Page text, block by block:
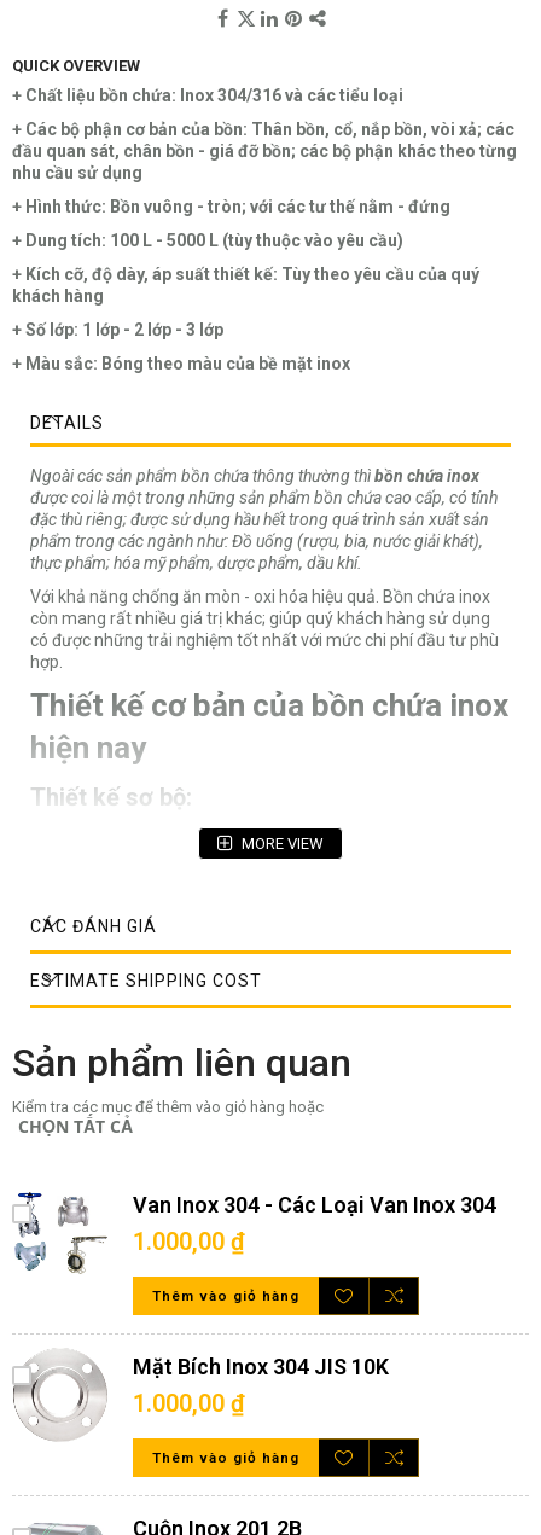
QUICK OVERVIEW
+ Chất liệu bồn chứa: Inox 304/316 và các tiểu loại
+ Các bộ phận cơ bản của bồn: Thân bồn, cổ, nắp bồn, vòi xả; các
đầu quan sát, chân bồn - giá đỡ bồn; các bộ phận khác theo từng
nhu cầu sử dụng
+ Hình thức: Bồn vuông - tròn; với các tư thế nằm - đứng
+ Dung tích: 100 L - 5000 L (tùy thuộc vào yêu cầu)
+ Kích cỡ, độ dày, áp suất thiết kế: Tùy theo yêu cầu của quý
khách hàng
+ Số lớp: 1 lớp - 2 lớp - 3 lớp
+ Màu sắc: Bóng theo màu của bề mặt inox
DETAILS
Ngoài các sản phẩm bồn chứa thông thường thìbồn chứa inox
được coi là một trong những sản phẩm bồn chứa cao cấp, có tính
đặc thù riêng; được sử dụng hầu hết trong quá trình sản xuất sản
phẩm trong các ngành như: Đồ uống (rượu, bia, nước giải khát),
thực phẩm; hóa mỹ phẩm, dược phẩm, dầu khí.
Với khả năng chống ăn mòn - oxi hóa hiệu quả. Bồn chứa inox
còn mang rất nhiều giá trị khác; giúp quý khách hàng sử dụng
có được những trải nghiệm tốt nhất với mức chi phí đầu tư phù
hợp.
Thiết kế cơ bản của bồn chứa inox
hiện nay
Thiết kế sơ bộ:
+ Chất liệu bồn chứa: Inox 304/316 và các tiểu loại
từng nhu cầu sử dụng
+ Hình thức: Bồn vuông - tròn (tròn thường được sử dụng nhiều
hơn) với các tư thế nằm - đứng
+ Dung tích: 100 L - 5000 L (tùy thuộc vào yêu cầu)
khách hàng
+ Màu sắc: Bóng theo màu của bề mặt inox
MORE VIEW
CÁC ĐÁNH GIÁ
ESTIMATE SHIPPING COST
Sản phẩm liên quan
Kiểm tra các mục để thêm vào giỏ hàng hoặc
CHỌN TẤT CẢ
Van Inox 304 - Các Loại Van Inox 304
1.000,00 ₫
Thêm vào giỏ hàng
Mặt Bích Inox 304 JIS 10K
1.000,00 ₫
Thêm vào giỏ hàng
Cuộn Inox 201 2B